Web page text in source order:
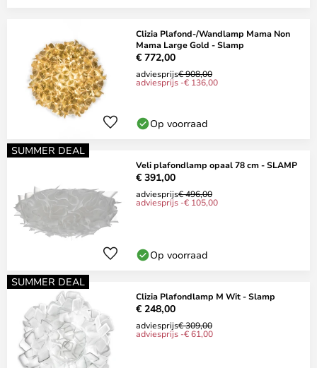
Clizia Plafond-/Wandlamp Mama Non
Mama Large Gold - Slamp
€ 772,00
adviesprijs€ 908,00
adviesprijs -€ 136,00
Op voorraad
SUMMER DEAL
Veli plafondlamp opaal 78 cm - SLAMP
€ 391,00
adviesprijs€ 496,00
adviesprijs -€ 105,00
Op voorraad
SUMMER DEAL
Clizia Plafondlamp M Wit - Slamp
€ 248,00
adviesprijs€ 309,00
adviesprijs -€ 61,00